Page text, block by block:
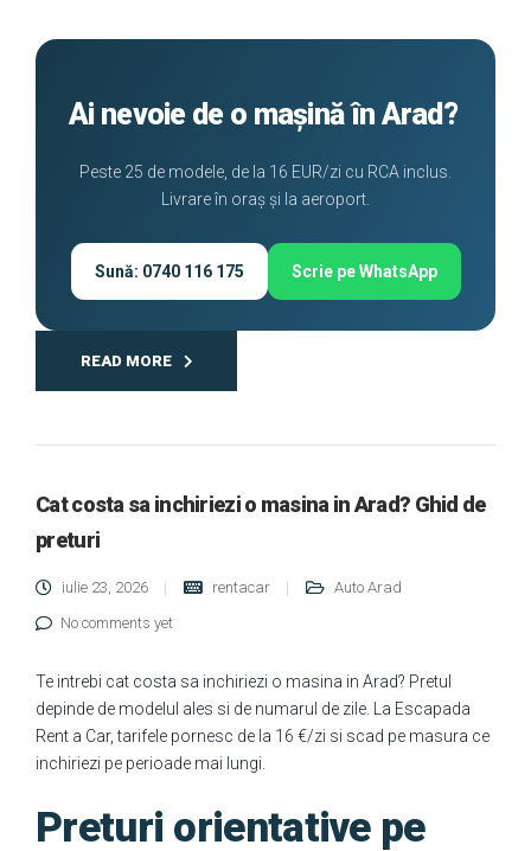
Ai nevoie de o mașină în Arad?
Peste 25 de modele, de la 16 EUR/zi cu RCA inclus.
Livrare în oraș și la aeroport.
Sună: 0740 116 175 Scrie pe WhatsApp
READ MORE
Cat costa sa inchiriezi o masina in Arad? Ghid de
preturi
iulie 23, 2026 rentacar
Auto Arad
No comments yet
Te intrebi cat costa sa inchiriezi o masina in Arad? Pretul
depinde de modelul ales si de numarul de zile. La Escapada
Rent a Car, tarifele pornesc de la 16 €/zi si scad pe masura ce
inchiriezi pe perioade mai lungi.
Preturi orientative pe